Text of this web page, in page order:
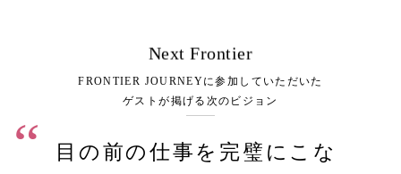
Next Frontier
FRONTIER JOURNEYに参加していただいた
ゲストが掲げる次のビジョン
“
目の前の仕事を完璧にこな